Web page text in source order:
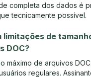
completa dos dados é
tecnicamente possível.
limitações de
DOC?
máximo de arquivos
regulares.